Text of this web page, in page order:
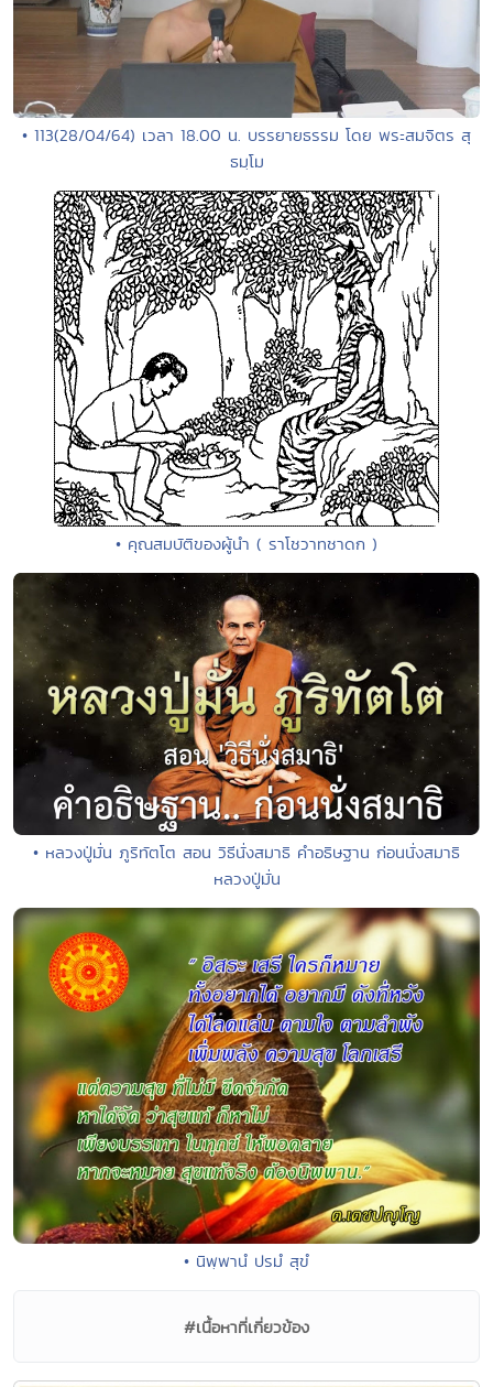
• 113(28/04/64) เวลา 18.00 น. บรรยายธรรม โดย พระสมจิตร สุ
ธมฺโม
• คุณสมบัติของผู้นำ ( ราโชวาทชาดก )
• หลวงปู่มั่น ภูริทัตโต สอน วิธีนั่งสมาธิ คําอธิษฐาน ก่อนนั่งสมาธิ
หลวงปู่มั่น
• นิพฺพานํ ปรมํ สุขํ
#เนื้อหาที่เกี่ยวข้อง